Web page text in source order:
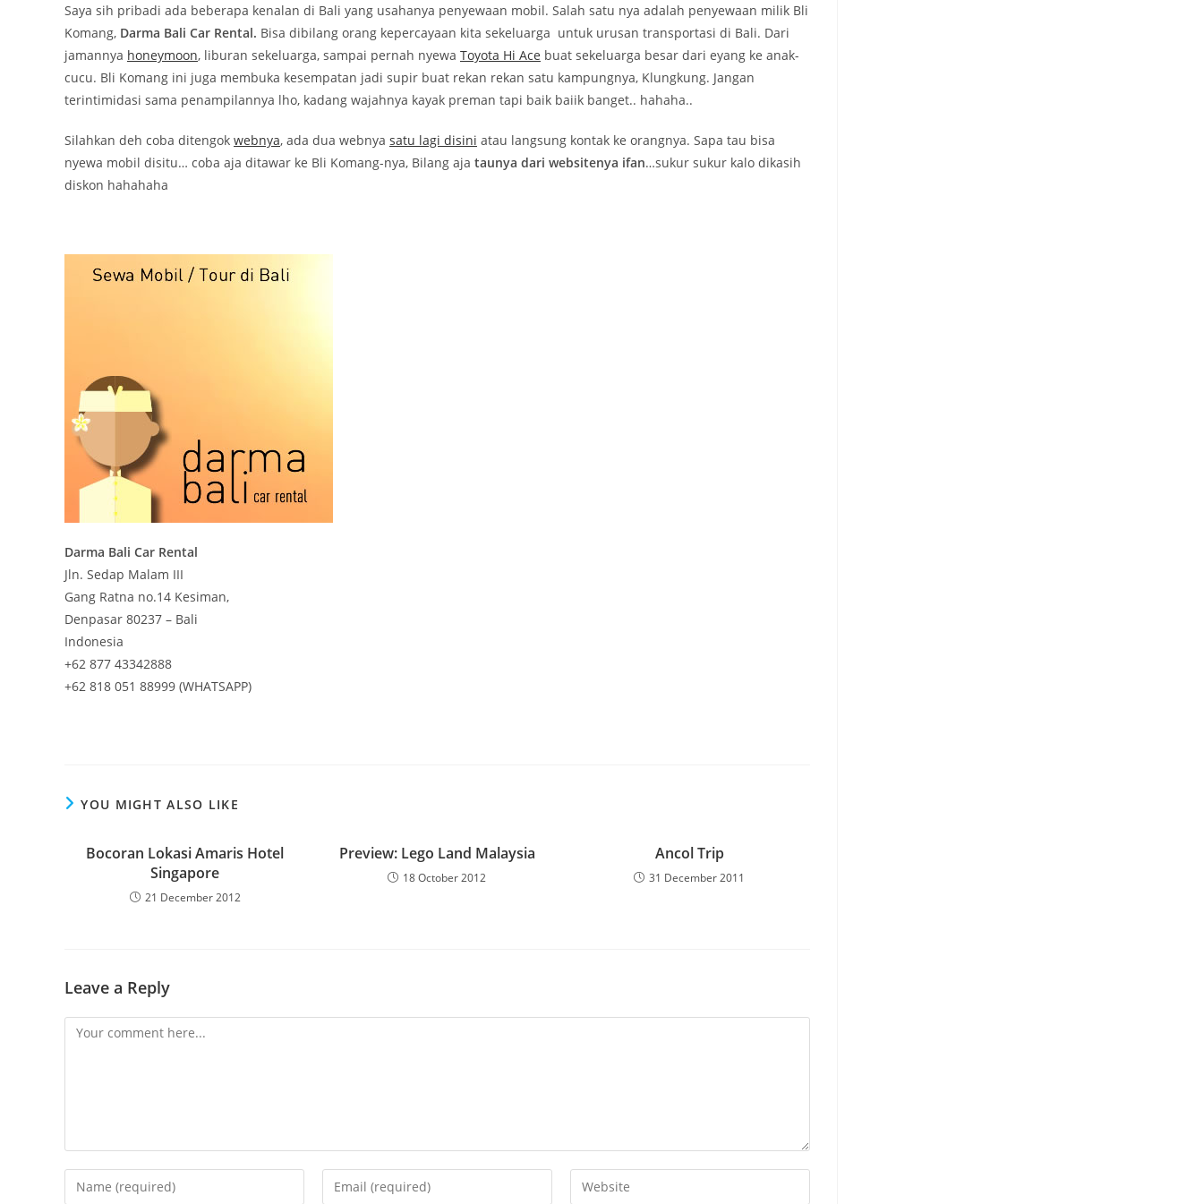
Saya sih pribadi ada beberapa kenalan di Bali yang usahanya penyewaan mobil. Salah satu nya adalah penyewaan milik Bli
Komang, Darma Bali Car Rental. Bisa dibilang orang kepercayaan kita sekeluarga untuk urusan transportasi di Bali. Dari
jamannya honeymoon, liburan sekeluarga, sampai pernah nyewa Toyota Hi Ace buat sekeluarga besar dari eyang ke anak-
cucu. Bli Komang ini juga membuka kesempatan jadi supir buat rekan rekan satu kampungnya, Klungkung. Jangan
terintimidasi sama penampilannya lho, kadang wajahnya kayak preman tapi baik baiik banget.. hahaha..
Silahkan deh coba ditengok webnya, ada dua webnya satu lagi disini atau langsung kontak ke orangnya. Sapa tau bisa
nyewa mobil disitu… coba aja ditawar ke Bli Komang-nya, Bilang aja taunya dari websitenya ifan…sukur sukur kalo dikasih
diskon hahahaha
Darma Bali Car Rental
Jln. Sedap Malam III
Gang Ratna no.14 Kesiman,
Denpasar 80237 – Bali
Indonesia
+62 877 43342888
+62 818 051 88999 (WHATSAPP)
YOU MIGHT ALSO LIKE
Bocoran Lokasi Amaris Hotel
Singapore
21 December 2012
Preview: Lego Land Malaysia
18 October 2012
Ancol Trip
31 December 2011
Leave a Reply
Comment
Enter
Enter
Enter